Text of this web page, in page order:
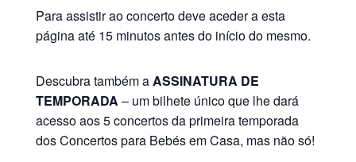
Para assistir ao concerto deve aceder a esta
página até 15 minutos antes do início do mesmo.
Descubra também aASSINATURA DE
TEMPORADA – um bilhete único que lhe dará
acesso aos 5 concertos da primeira temporada
dos Concertos para Bebés em Casa, mas não só!